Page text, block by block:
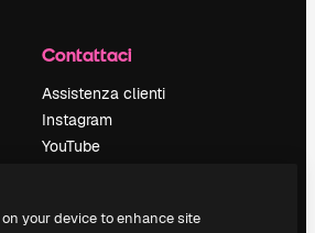
Contattaci
Assistenza clienti
Instagram
YouTube
Discord
your device to enhance site